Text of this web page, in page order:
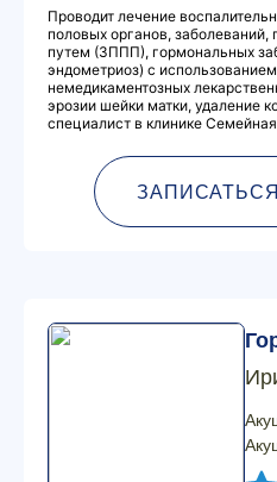
Проводит лечение
половых органов,
путем (ЗППП), гормональных
эндометриоз) с
немедикаментозных
эрозии шейки матки, удаление
специалист в клинике